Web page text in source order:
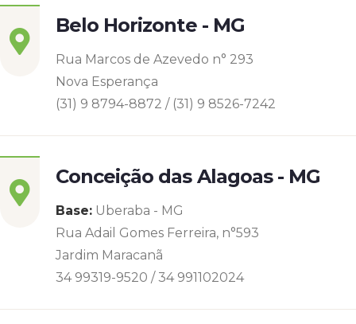
Belo Horizonte - MG
Rua Marcos de Azevedo n° 293
Nova Esperança
(31) 9 8794-8872 / (31) 9 8526-7242
Conceição das Alagoas - MG
Base: Uberaba - MG
Rua Adail Gomes Ferreira, n°593
Jardim Maracanã
34 99319-9520 / 34 991102024